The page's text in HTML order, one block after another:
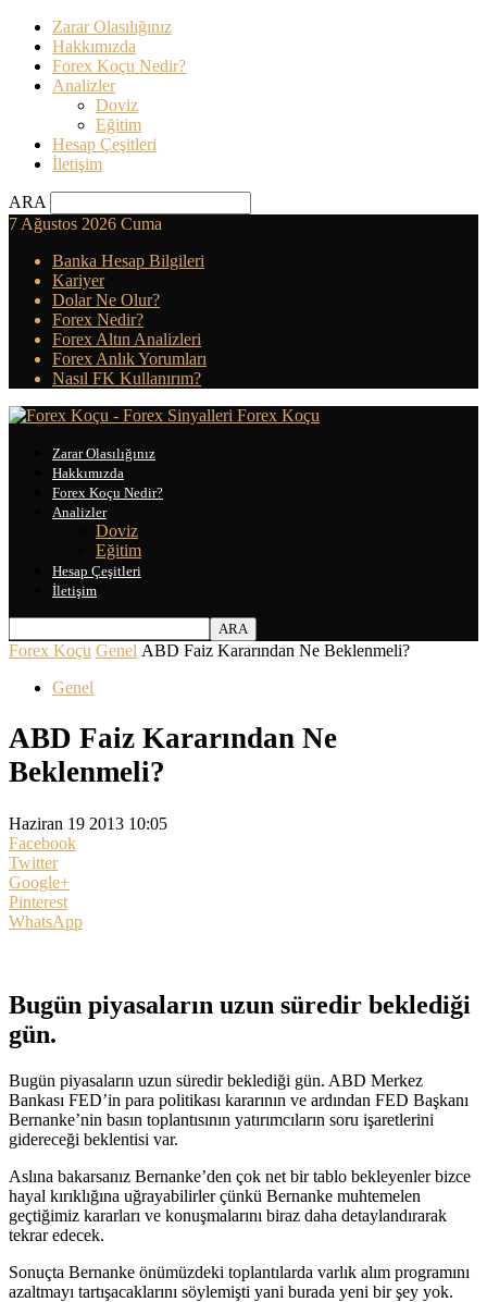
Zarar Olasılığınız
Hakkımızda
Forex Koçu Nedir?
Analizler
Doviz
Eğitim
Hesap Çeşitleri
İletişim
ARA
7 Ağustos 2026 Cuma
Banka Hesap Bilgileri
Kariyer
Dolar Ne Olur?
Forex Nedir?
Forex Altın Analizleri
Forex Anlık Yorumları
Nasıl FK Kullanırım?
Forex Koçu
Zarar Olasılığınız
Hakkımızda
Forex Koçu Nedir?
Analizler
Doviz
Eğitim
Hesap Çeşitleri
İletişim
Forex Koçu Genel ABD Faiz Kararından Ne Beklenmeli?
Genel
ABD Faiz Kararından Ne
Beklenmeli?
Haziran 19 2013 10:05
Facebook
Twitter
Google+
Pinterest
WhatsApp
Bugün piyasaların uzun süredir beklediği
gün.
Bugün piyasaların uzun süredir beklediği gün. ABD Merkez
Bankası FED’in para politikası kararının ve ardından FED Başkanı
Bernanke’nin basın toplantısının yatırımcıların soru işaretlerini
gidereceği beklentisi var.
Aslına bakarsanız Bernanke’den çok net bir tablo bekleyenler bizce
hayal kırıklığına uğrayabilirler çünkü Bernanke muhtemelen
geçtiğimiz kararları ve konuşmalarını biraz daha detaylandırarak
tekrar edecek.
Sonuçta Bernanke önümüzdeki toplantılarda varlık alım programını
azaltmayı tartışacaklarını söylemişti yani burada yeni bir şey yok.